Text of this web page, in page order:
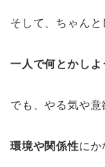
そして、ちゃんと
一人で何とかしよ
でも、やる気や意
環境や関係性にか